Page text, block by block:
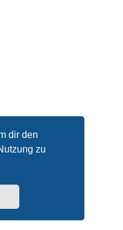
dir den
zu